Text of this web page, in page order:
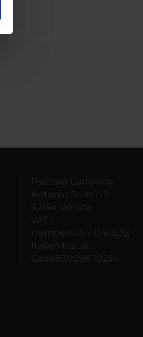
Piazzale Ludovico
Antonio Scuro 10
37134 Verona
VAT
number01541040232
Italian Fiscal
Code93009870234